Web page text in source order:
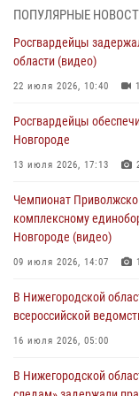
В Нижегородской
16 июля 2026, 05:00
Росгвардейцы
13 июля 2026, 17:13
Нижегородские
13 июля 2026, 06:45
Росгвардейцы
10 июля 2026, 09:38
ПОПУЛЯРНЫЕ
Росгвардейцы
области (видео)
22 июля 2026, 10:40 1
Росгвардейцы
Новгороде
13 июля 2026, 17:13
Чемпионат
комплексному
Новгороде (видео)
09 июля 2026, 14:07
В Нижегородской
всероссийской
16 июля 2026, 05:00
В Нижегородской